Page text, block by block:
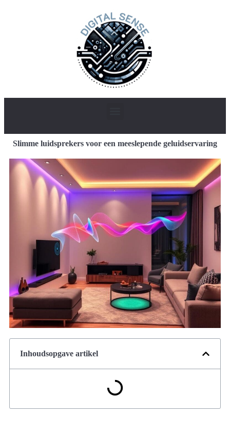
Slimme luidsprekers voor een meeslepende geluidservaring
Inhoudsopgave artikel